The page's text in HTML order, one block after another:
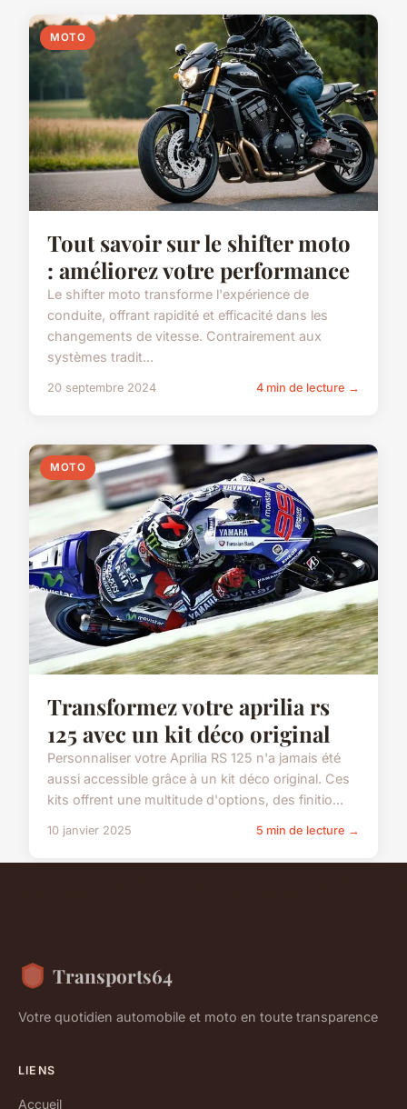
MOTO
Tout savoir sur le shifter moto
: améliorez votre performance
Le shifter moto transforme l'expérience de
conduite, offrant rapidité et efficacité dans les
changements de vitesse. Contrairement aux
systèmes tradit...
20 septembre 2024 4 min de lecture →
MOTO
Transformez votre aprilia rs
125 avec un kit déco original
Personnaliser votre Aprilia RS 125 n'a jamais été
aussi accessible grâce à un kit déco original. Ces
kits offrent une multitude d'options, des finitio...
10 janvier 2025 5 min de lecture →
Transports64
Votre quotidien automobile et moto en toute transparence
LIENS
Accueil